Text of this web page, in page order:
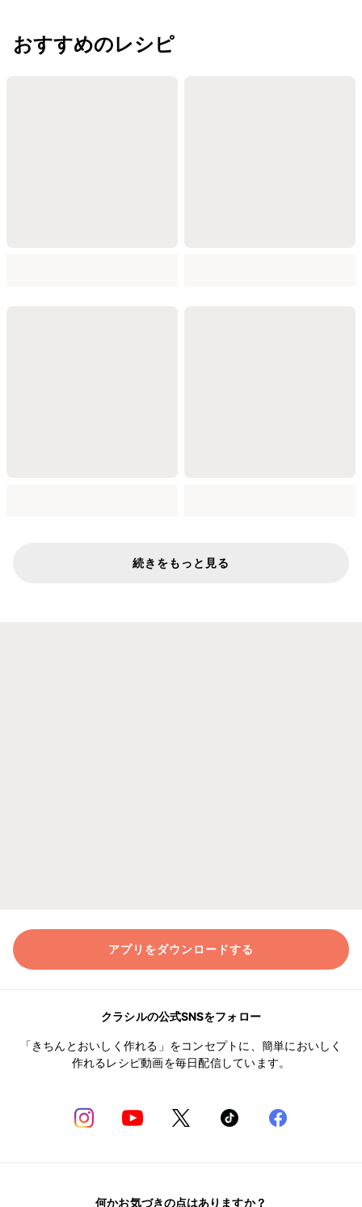
おすすめのレシピ
続きをもっと見る
アプリをダウンロードする
クラシルの公式SNSをフォロー
「きちんとおいしく作れる」をコンセプトに、簡単においしく
作れるレシピ動画を毎日配信しています。
何かお気づきの点はありますか？